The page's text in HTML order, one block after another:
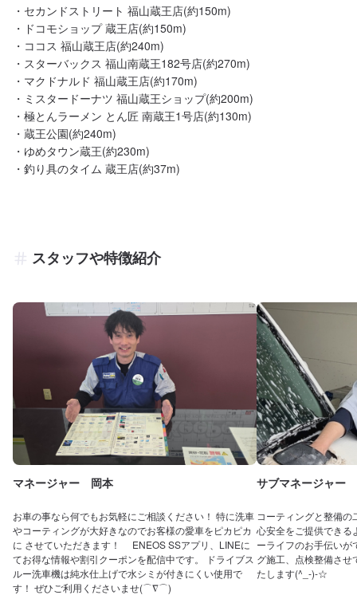
・セカンドストリート 福山蔵王店(約150m)
・ドコモショップ 蔵王店(約150m)
・ココス 福山蔵王店(約240m)
・スターバックス 福山南蔵王182号店(約270m)
・マクドナルド 福山蔵王店(約170m)
・ミスタードーナツ 福山蔵王ショップ(約200m)
・極とんラーメン とん匠 南蔵王1号店(約130m)
・蔵王公園(約240m)
・ゆめタウン蔵王(約230m)
スタッフや特徴紹介
マネージャー 岡本
お車の事なら何でもお気軽にご相談ください！ 特に洗車
やコーティングが大好きなのでお客様の愛車をピカピカ
に させていただきます！ ENEOS SSアプリ、LINEに
てお得な情報や割引クーポンを配信中です。 ドライブス
ルー洗車機は純水仕上げで水シミが付きにくい使用で
す！ ぜひご利用くださいませ(⌒∇⌒)
サブマネージャー
コーティングと整備
心安全をご提供できる
ーライフのお手伝いが
グ施工、点検整備させ
たします(^_-)-☆